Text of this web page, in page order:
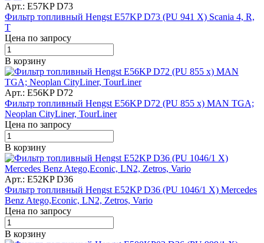
Арт.: E57KP D73
Фильтр топливный Hengst E57KP D73 (PU 941 X) Scania 4, R,
T
Цена по запросу
В корзину
Арт.: E56KP D72
Фильтр топливный Hengst E56KP D72 (PU 855 x) MAN TGA;
Neoplan CityLiner, TourLiner
Цена по запросу
В корзину
Арт.: E52KP D36
Фильтр топливный Hengst E52KP D36 (PU 1046/1 X) Mercedes
Benz Atego,Econic, LN2, Zetros, Vario
Цена по запросу
В корзину